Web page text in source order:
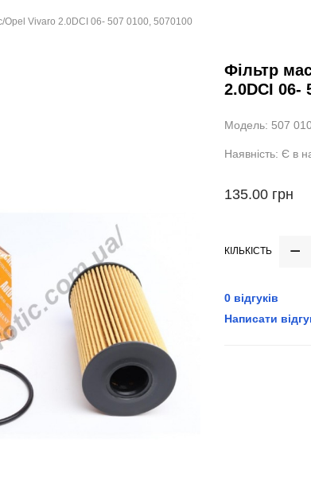
Opel Vivaro 2.0DCI 06- 507 0100, 5070100
Фільтр
2.0DCI 06-
Модель: 507
Наявність: Є в
135.00 грн
КІЛЬКІСТЬ
0 відгуків
Написати